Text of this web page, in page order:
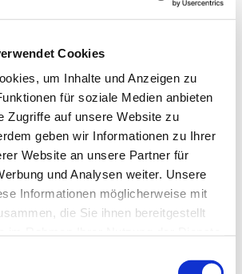
Cookies
um Inhalte und Anzeigen zu
für soziale Medien anbieten
Zugriffe auf unsere Website zu
geben wir Informationen zu Ihrer
Website an unsere Partner für
und Analysen weiter. Unsere
Informationen möglicherweise mit
die Sie ihnen bereitgestellt
arbeitet dein Körper.
dass ein leichter „Muskelkater-
Wir empfehlen:
trinken: Unterstützt den
beim Abtransport von
Stoffen.
: Ein kurzer